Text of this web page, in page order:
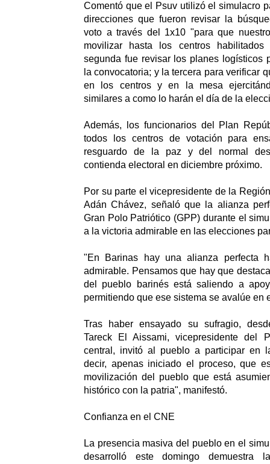
Comentó que el Psuv utilizó el simulacro
direcciones que fueron revisar la
voto a través del 1x10 "para que
movilizar hasta los centros
segunda fue revisar los planes logísticos
la convocatoria; y la tercera para verificar
en los centros y en la mesa
similares a como lo harán el día de la
Además, los funcionarios del Plan
todos los centros de votación para
resguardo de la paz y del normal
contienda electoral en diciembre próximo.
Por su parte el vicepresidente de la
Adán Chávez, señaló que la alianza
Gran Polo Patriótico (GPP) durante el
a la victoria admirable en las elecciones
"En Barinas hay una alianza perfecta
admirable. Pensamos que hay que
del pueblo barinés está saliendo a
permitiendo que ese sistema se avalúe en
Tras haber ensayado su sufragio,
Tareck El Aissami, vicepresidente del
central, invitó al pueblo a participar en
decir, apenas iniciado el proceso, que
movilización del pueblo que está
histórico con la patria", manifestó.
Confianza en el CNE
La presencia masiva del pueblo en el
desarrolló este domingo demuestra